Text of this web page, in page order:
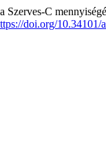
Szerves-C
doi.org/10.34101/